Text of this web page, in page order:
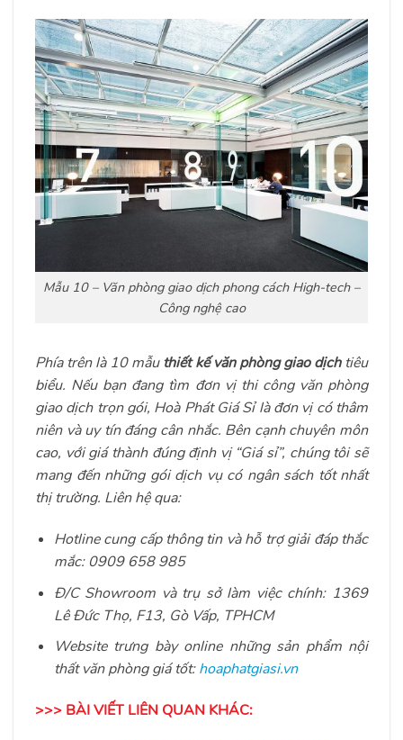
Mẫu 10 – Văn phòng giao dịch phong cách High-tech –
Công nghệ cao
Phía trên là 10 mẫuthiết kế văn phòng giao dịchtiêu
biểu. Nếu bạn đang tìm đơn vị thi công văn phòng
giao dịch trọn gói, Hoà Phát Giá Sỉ là đơn vị có thâm
niên và uy tín đáng cân nhắc. Bên cạnh chuyên môn
cao, với giá thành đúng định vị “Giá sỉ”, chúng tôi sẽ
mang đến những gói dịch vụ có ngân sách tốt nhất
thị trường. Liên hệ qua:
Hotline cung cấp thông tin và hỗ trợ giải đáp thắc
mắc: 0909 658 985
Đ/C Showroom và trụ sở làm việc chính: 1369
Lê Đức Thọ, F13, Gò Vấp, TPHCM
Website trưng bày online những sản phẩm nội
thất văn phòng giá tốt:hoaphatgiasi.vn
>>> BÀI VIẾT LIÊN QUAN KHÁC: